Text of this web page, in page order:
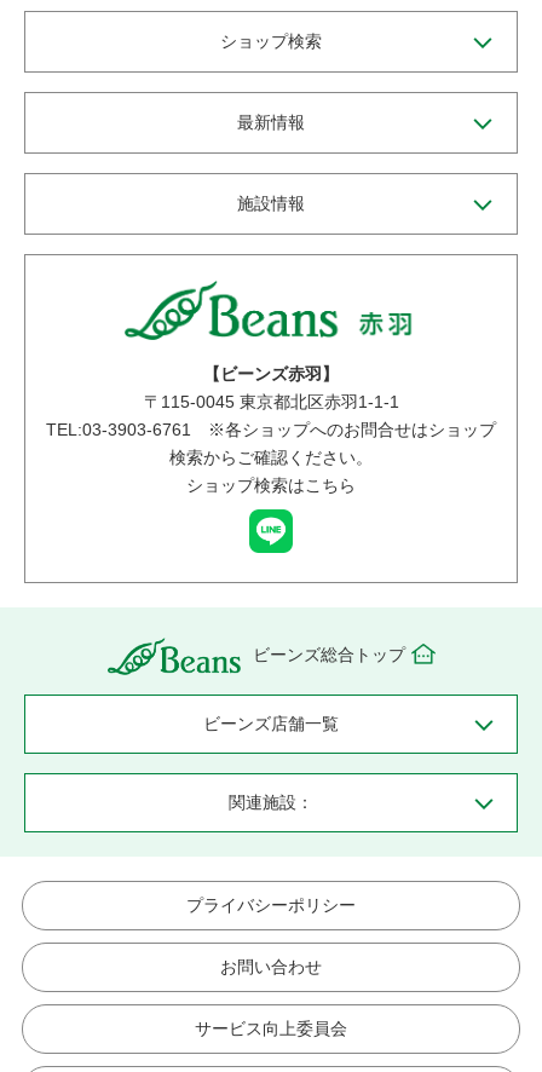
ショップ検索
最新情報
施設情報
【ビーンズ赤羽】
〒 115-0045東京都北区赤羽1-1-1
TEL:03-3903-6761 ※各ショップへのお問合せはショップ
検索からご確認ください。
ショップ検索はこちら
ビーンズ総合トップ
ビーンズ店舗一覧
関連施設：
プライバシーポリシー
お問い合わせ
サービス向上委員会